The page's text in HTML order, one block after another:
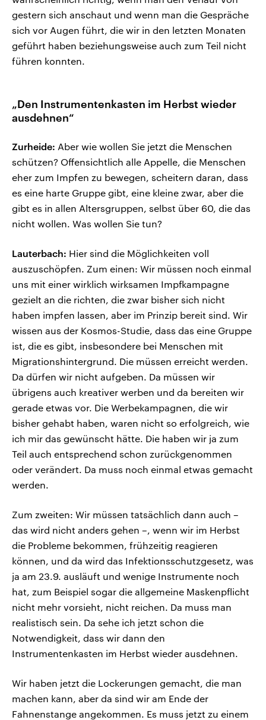
gestern sich anschaut und wenn man die Gespräche
sich vor Augen führt, die wir in den letzten Monaten
geführt haben beziehungsweise auch zum Teil nicht
führen konnten.
„Den Instrumentenkasten im Herbst wieder
ausdehnen“
Zurheide: Aber wie wollen Sie jetzt die Menschen
schützen? Offensichtlich alle Appelle, die Menschen
eher zum Impfen zu bewegen, scheitern daran, dass
es eine harte Gruppe gibt, eine kleine zwar, aber die
gibt es in allen Altersgruppen, selbst über 60, die das
nicht wollen. Was wollen Sie tun?
Lauterbach: Hier sind die Möglichkeiten voll
auszuschöpfen. Zum einen: Wir müssen noch einmal
uns mit einer wirklich wirksamen Impfkampagne
gezielt an die richten, die zwar bisher sich nicht
haben impfen lassen, aber im Prinzip bereit sind. Wir
wissen aus der Kosmos-Studie, dass das eine Gruppe
ist, die es gibt, insbesondere bei Menschen mit
Migrationshintergrund. Die müssen erreicht werden.
Da dürfen wir nicht aufgeben. Da müssen wir
übrigens auch kreativer werben und da bereiten wir
gerade etwas vor. Die Werbekampagnen, die wir
bisher gehabt haben, waren nicht so erfolgreich, wie
ich mir das gewünscht hätte. Die haben wir ja zum
Teil auch entsprechend schon zurückgenommen
oder verändert. Da muss noch einmal etwas gemacht
werden.
Zum zweiten: Wir müssen tatsächlich dann auch –
das wird nicht anders gehen –, wenn wir im Herbst
die Probleme bekommen, frühzeitig reagieren
können, und da wird das Infektionsschutzgesetz, was
ja am 23.9. ausläuft und wenige Instrumente noch
hat, zum Beispiel sogar die allgemeine Maskenpflicht
nicht mehr vorsieht, nicht reichen. Da muss man
realistisch sein. Da sehe ich jetzt schon die
Notwendigkeit, dass wir dann den
Instrumentenkasten im Herbst wieder ausdehnen.
Wir haben jetzt die Lockerungen gemacht, die man
machen kann, aber da sind wir am Ende der
Fahnenstange angekommen. Es muss jetzt zu einem